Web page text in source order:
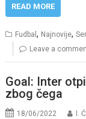
READ MORE
Fudbal, Najnovije,
Leave a
Goal: Inter
zbog čega
18/06/2022 I.